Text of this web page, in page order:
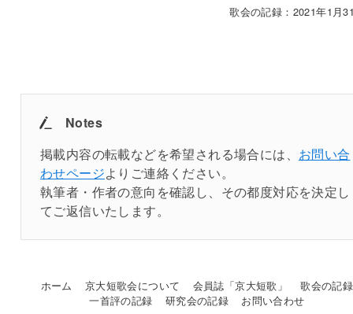
歌会の記録：2021年1月
Notes
掲載内容の転載などを希望される場合には、 お問い合
わせページよりご連絡ください。
執筆者・作者の意向を確認し、その都度対応を決定し
てご返信いたします。
ホーム 京大短歌会について 会員誌「京大短歌」
歌会の記録
一首評の記録
研究会の記録 お問い合わせ